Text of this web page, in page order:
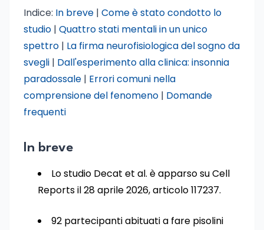
Indice: In breve | Come è stato condotto lo
studio | Quattro stati mentali in un unico
spettro | La firma neurofisiologica del sogno da
svegli | Dall'esperimento alla clinica: insonnia
paradossale | Errori comuni nella
comprensione del fenomeno | Domande
frequenti
In breve
Lo studio Decat et al. è apparso su Cell
Reports il 28 aprile 2026, articolo 117237.
92 partecipanti abituati a fare pisolini